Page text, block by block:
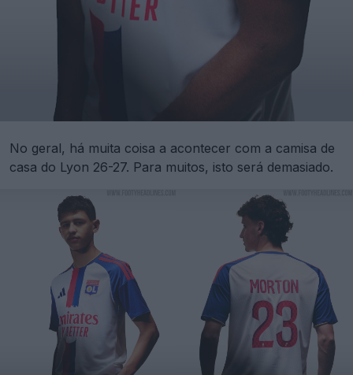
No geral, há muita coisa a acontecer com a camisa de
casa do Lyon 26-27. Para muitos, isto será demasiado.